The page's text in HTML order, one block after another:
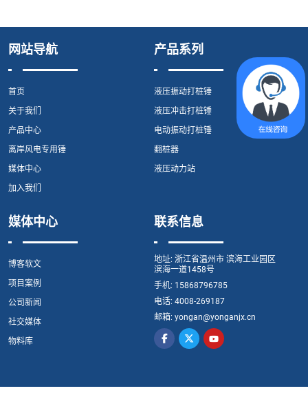
网站导航
首页
关于我们
产品中心
离岸风电专用锤
媒体中心
加入我们
产品系列
液压振动打桩锤
液压冲击打桩锤
电动振动打桩锤
翻桩器
液压动力站
媒体中心
博客软文
项目案例
公司新闻
社交媒体
物料库
联系信息
地址: 浙江省温州市 滨海工业园区
滨海一道1458号
手机: 15868796785
电话: 4008-269187
邮箱: yongan@yonganjx.cn